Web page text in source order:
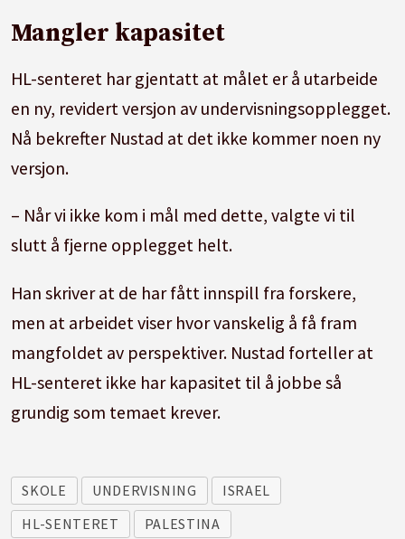
Mangler kapasitet
HL-senteret har gjentatt at målet er å utarbeide
en ny, revidert versjon av undervisningsopplegget.
Nå bekrefter Nustad at det ikke kommer noen ny
versjon.
– Når vi ikke kom i mål med dette, valgte vi til
slutt å fjerne opplegget helt.
Han skriver at de har fått innspill fra forskere,
men at arbeidet viser hvor vanskelig å få fram
mangfoldet av perspektiver. Nustad forteller at
HL-senteret ikke har kapasitet til å jobbe så
grundig som temaet krever.
SKOLE UNDERVISNING
ISRAEL
HL-SENTERET
PALESTINA